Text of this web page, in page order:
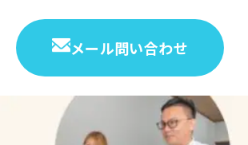
メール問い合わせ